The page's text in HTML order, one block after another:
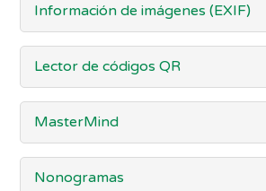
Información de imágenes (EXIF)
Lector de códigos QR
MasterMind
Nonogramas